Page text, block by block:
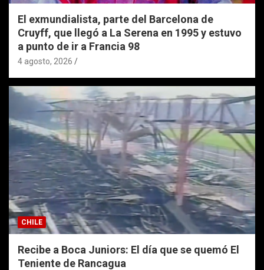
El exmundialista, parte del Barcelona de
Cruyff, que llegó a La Serena en 1995 y estuvo
a punto de ir a Francia 98
4 agosto, 2026
CHILE
Recibe a Boca Juniors: El día que se quemó El
Teniente de Rancagua